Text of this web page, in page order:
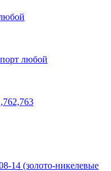
любой
14 (золото-никелевые